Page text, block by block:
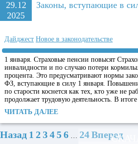
29.12
2025
Законы, вступающие в
Дайджест Новое в законодательстве
1 января. Страховые пенсии повысят
инвалидности и по случаю потери
процента. Это предусматривают нормы
ФЗ, вступающие в силу 1 января.
по старости коснется как тех, кто уже не
продолжает трудовую деятельность. В
ЧИТАТЬ ДАЛЕЕ
Назад 1 23456 24Вперед